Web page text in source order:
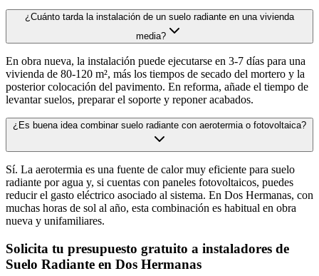
¿Cuánto tarda la instalación de un suelo radiante en una vivienda
media?
En obra nueva, la instalación puede ejecutarse en 3-7 días para una
vivienda de 80-120 m², más los tiempos de secado del mortero y la
posterior colocación del pavimento. En reforma, añade el tiempo de
levantar suelos, preparar el soporte y reponer acabados.
¿Es buena idea combinar suelo radiante con aerotermia o fotovoltaica?
Sí. La aerotermia es una fuente de calor muy eficiente para suelo
radiante por agua y, si cuentas con paneles fotovoltaicos, puedes
reducir el gasto eléctrico asociado al sistema. En Dos Hermanas, con
muchas horas de sol al año, esta combinación es habitual en obra
nueva y unifamiliares.
Solicita tu presupuesto gratuito a instaladores de
Suelo Radiante en Dos Hermanas